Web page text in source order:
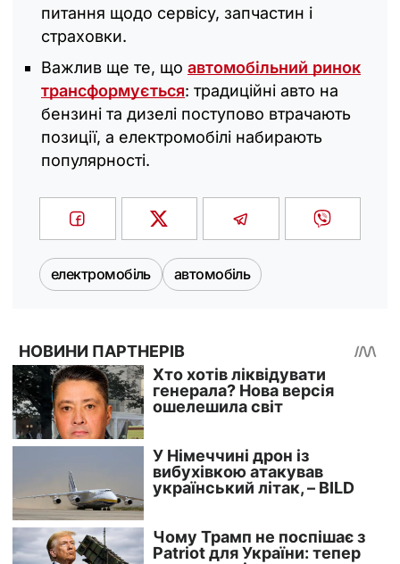
питання щодо сервісу, запчастин і
страховки.
Важлив ще те, що автомобільний ринок
трансформується: традиційні авто на
бензині та дизелі поступово втрачають
позиції, а електромобілі набирають
популярності.
електромобіль автомобіль